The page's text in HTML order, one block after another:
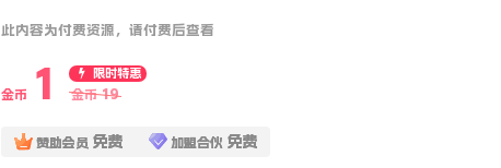
此内容为付费资源，请付费后查看
金币 1
限时特惠
金币 19
赞助会员 免费 加盟合伙 免费